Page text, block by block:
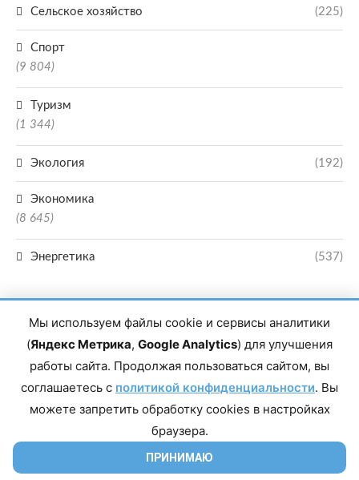
Сельское хозяйство (225)
Спорт
(9 804)
Туризм
(1 344)
Экология (192)
Экономика
(8 645)
Энергетика (537)
Главный редактор сетевого издания Магомаев Тимур Нухович. Контакты
редакции: 8(988)-292-94-34 Почта: vestiskfo@gmail.com По вопросам
Дагестан, г. Махачкала, пр-т Насрутдинова, д. 1а. Все права защищены.
Копирование и использование полных материалов запрещено, частичное
цитирование возможно только при условии гиперссылки на сайт mirmol.ru.
Мы используем файлы cookie и сервисы аналитики
(Яндекс Метрика, Google Analytics) для улучшения
работы сайта. Продолжая пользоваться сайтом, вы
соглашаетесь с политикой конфиденциальности. Вы
можете запретить обработку cookies в настройках
браузера.
ПРИНИМАЮ